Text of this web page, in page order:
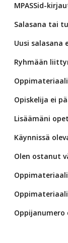
MPASSid-
Salasana tai
Uusi salasana
Ryhmään
Opiskelija ei
Olen ostanut